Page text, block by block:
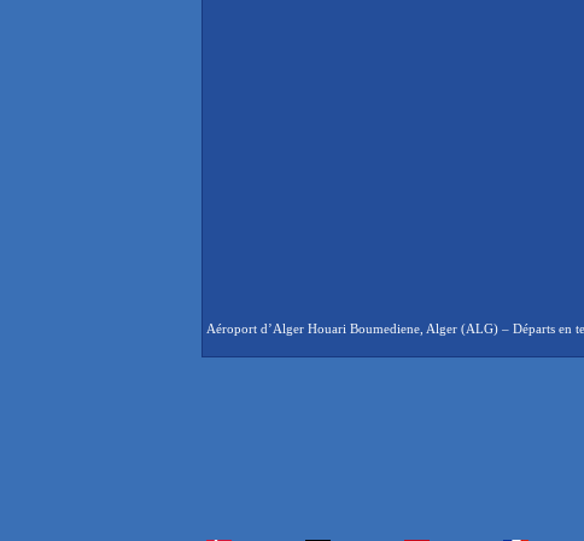
Aéroport d’Alger Houari Boumediene, Alger (ALG) – Départs en